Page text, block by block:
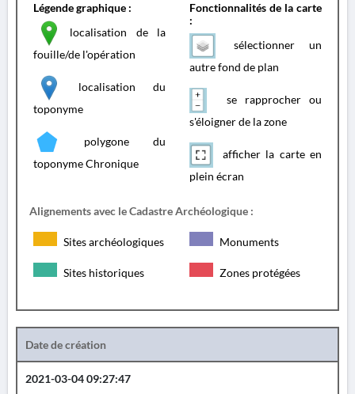
Légende graphique :
localisation de la
fouille/de l'opération
localisation du
toponyme
polygone du
toponyme Chronique
Fonctionnalités de la carte
:
sélectionner un
autre fond de plan
se rapprocher ou
s'éloigner de la zone
afficher la carte en
plein écran
Alignements avec le Cadastre Archéologique :
Sites archéologiques Monuments
Sites historiques Zones protégées
Date de création
2021-03-04 09:27:47